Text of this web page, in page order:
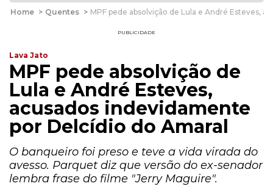
Home > Quentes > MPF pede absolvição de Lula e André Esteves,
PUBLICIDADE
Lava Jato
MPF pede absolvição de
Lula e André Esteves,
acusados indevidamente
por Delcídio do Amaral
O banqueiro foi preso e teve a vida virada do
avesso. Parquet diz que versão do ex-senador
lembra frase do filme "Jerry Maguire".